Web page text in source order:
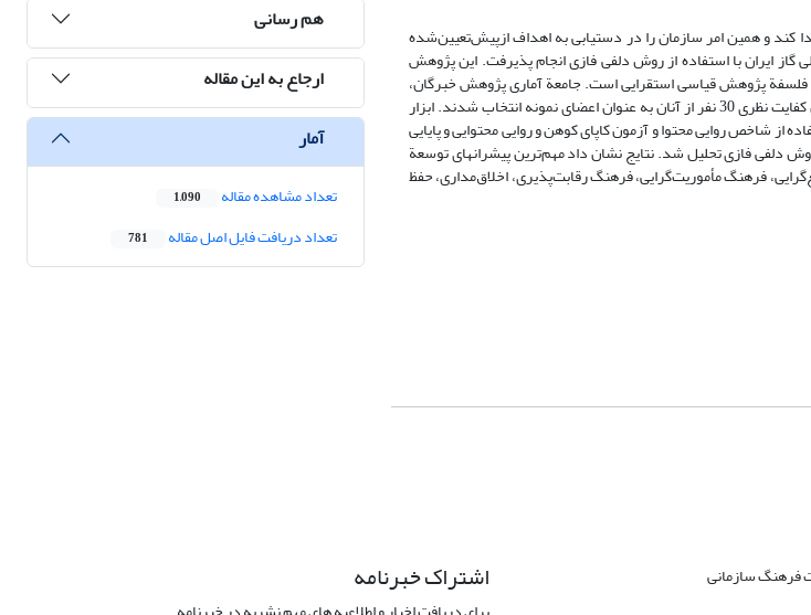
کند و همین امر سازمان را در دستیابی به اهداف ازپیش‌تعیین‌شده
ایران با استفاده از روش دلفی فازی انجام پذیرفت. این پژوهش
فلسفة پژوهش قیاسی استقرایی است. جامعة آماری پژوهش خبرگان،
متشکل از مدیران شرکت ملی گاز ایران، بودند که با استفاده از روش نمونه‏گیری گلولة برفی و بر اساس اصل کفایت نظری 30 نفر از آنان به عنوان اعضای نمونه انتخاب شدند. ابزار
شاخص روایی محتوا و آزمون کاپای کوهن و روایی محتوایی و پایایی
دلفی فازی تحلیل شد. نتایج نشان داد مهم‌ترین پیشران‏های توسعة
فرهنگ مأموریت‌گرایی، فرهنگ رقابت‌پذیری، اخلاق‌مداری، حفظ
هم رسانی
ارجاع به این مقاله
آمار
تعداد مشاهده مقاله 1,090
تعداد دریافت فایل اصل مقاله 781
فرهنگ سازمانی اشتراک خبرنامه